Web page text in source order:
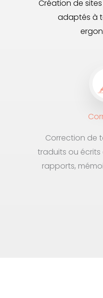
Création de
adaptés à
Correction de
traduits ou
rapports,